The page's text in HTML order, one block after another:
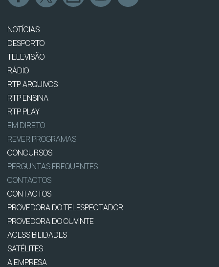
NOTÍCIAS
DESPORTO
TELEVISÃO
RÁDIO
RTP ARQUIVOS
RTP ENSINA
RTP PLAY
EM DIRETO
REVER PROGRAMAS
CONCURSOS
PERGUNTAS FREQUENTES
CONTACTOS
CONTACTOS
PROVEDORA DO TELESPECTADOR
PROVEDORA DO OUVINTE
ACESSIBILIDADES
SATÉLITES
A EMPRESA